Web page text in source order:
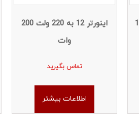
اینورتر 12 به 220 ولت 200
وات
تماس بگیرید
اطلاعات بیشتر